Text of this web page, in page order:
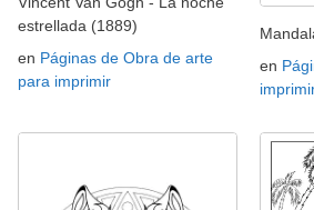
estrellada (1889)
en Páginas de Obra de arte
para imprimir
en